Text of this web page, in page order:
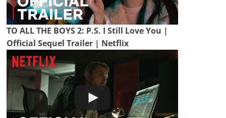
TO ALL THE BOYS 2: P.S. I Still Love You |
Official Sequel Trailer | Netflix